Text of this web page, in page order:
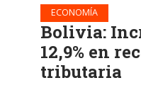
ECONOMÍA
Bolivia:
12,9% en
tributaria